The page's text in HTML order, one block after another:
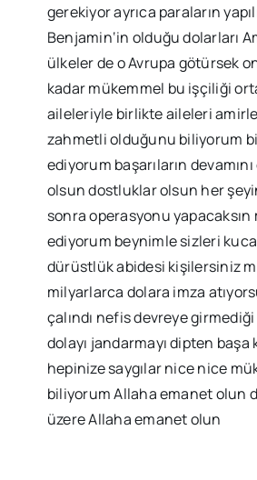
gerekiyor ayrıca paraların
Benjamin‘in olduğu dolarları
ülkeler de o Avrupa götürsek
kadar mükemmel bu işçiliği
aileleriyle birlikte aileleri
zahmetli olduğunu biliyorum
ediyorum başarıların
olsun dostluklar olsun her
sonra operasyonu
ediyorum beynimle sizleri
dürüstlük abidesi kişilersiniz
milyarlarca dolara imza
çalındı nefis devreye
dolayı jandarmayı dipten
hepinize saygılar nice nice
biliyorum Allaha emanet olun
üzere Allaha emanet olun